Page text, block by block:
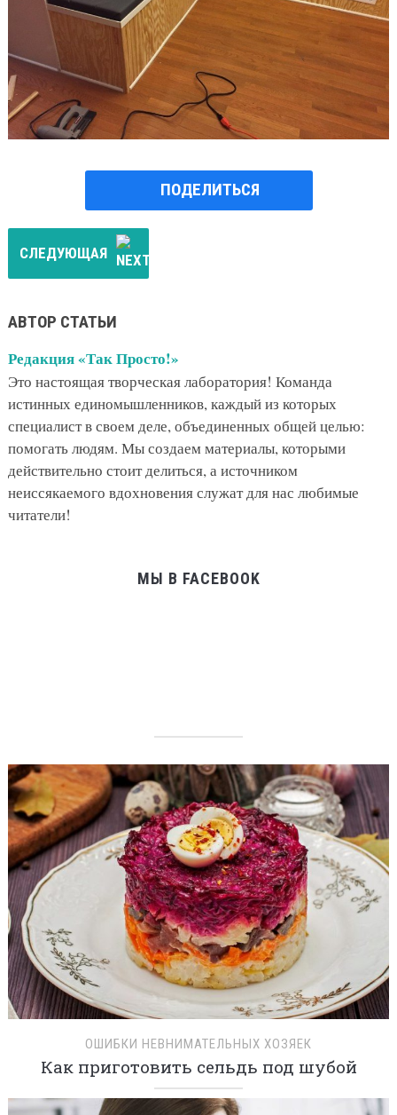
ПОДЕЛИТЬСЯ
СЛЕДУЮЩАЯ
АВТОР СТАТЬИ
Редакция «Так Просто!»
Это настоящая творческая лаборатория! Команда
истинных единомышленников, каждый из которых
специалист в своем деле, объединенных общей целью:
помогать людям. Мы создаем материалы, которыми
действительно стоит делиться, а источником
неиссякаемого вдохновения служат для нас любимые
читатели!
МЫ В FACEBOOK
ОШИБКИ НЕВНИМАТЕЛЬНЫХ ХОЗЯЕК
Как приготовить сельдь под шубой